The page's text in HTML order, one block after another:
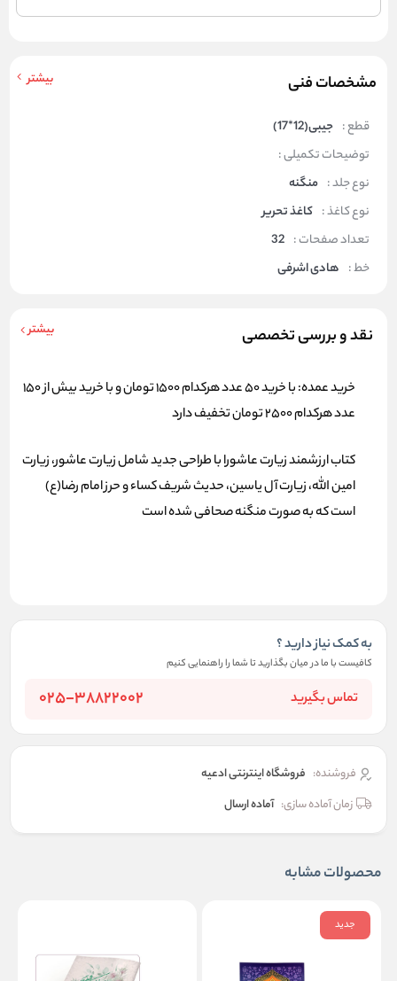
مشخصات فنی بیشتر
قطع : جیبی(12*17)
توضیحات تکمیلی :
نوع جلد : منگنه
نوع کاغذ : کاغذ تحریر
تعداد صفحات : 32
خط : هادی اشرفی
نقد و بررسی تخصصی بیشتر
خرید عمده: با خرید 50 عدد هرکدام 1500 تومان و با خرید بیش از 150
عدد هرکدام 2500 تومان تخفیف دارد
کتاب ارزشمند زیارت عاشورا با طراحی جدید شامل زیارت عاشور، زیارت
امین الله، زیارت آل یاسین، حدیث شریف کساء و حرز امام رضا(ع)
است که به صورت منگنه صحافی شده است
به کمک نیاز دارید ؟
کافیست با ما در میان بگذارید تا شما را راهنمایی کنیم
تماس بگیرید 025-38822002
فروشنده: فروشگاه اینترنتی ادعیه
زمان آماده سازی: آماده ارسال
محصولات مشابه
جدید